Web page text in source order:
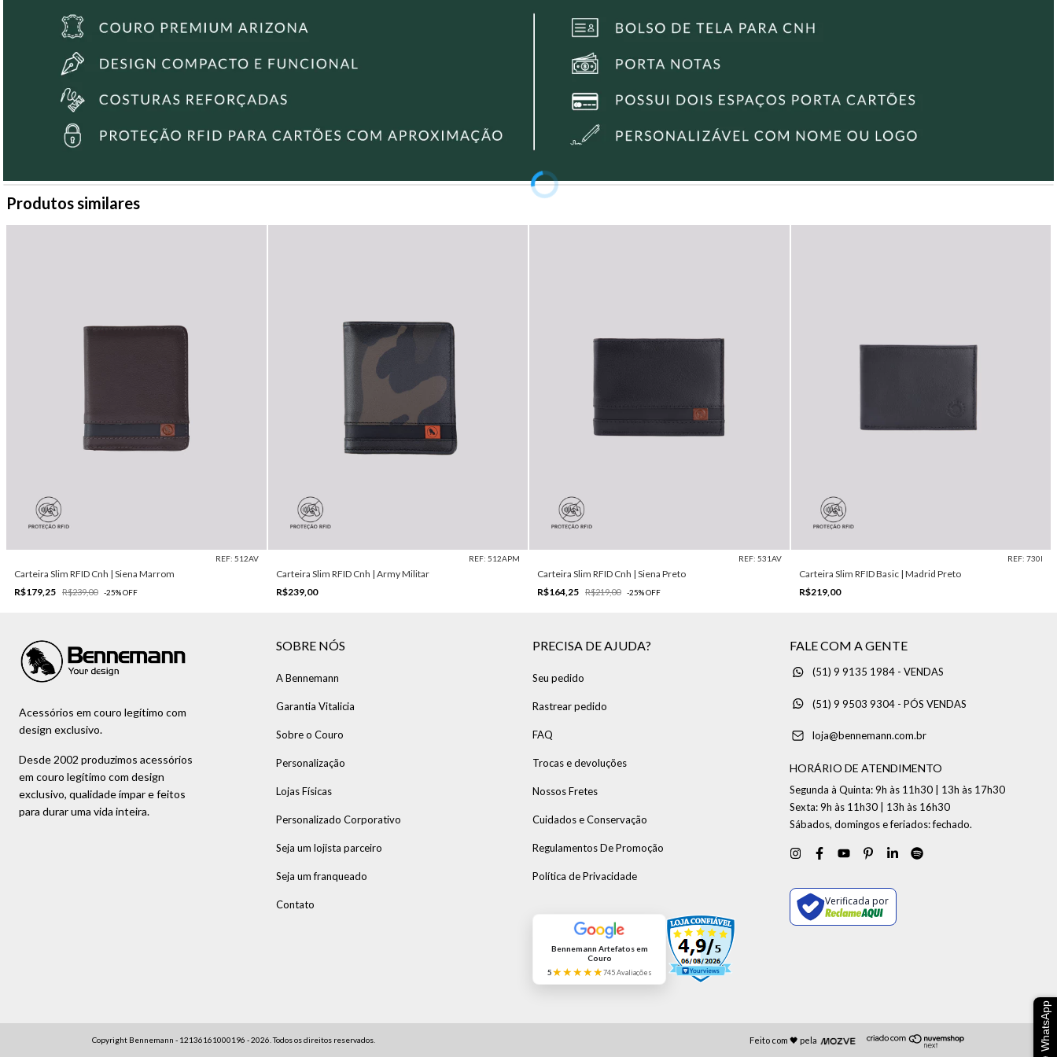
Produtos similares
REF: 512AV
Carteira Slim RFID Cnh | Siena Marrom
R$179,25
R$239,00 -25%OFF
REF: 512APM
Carteira Slim RFID Cnh | Army Militar
R$239,00
REF: 531AV
Carteira Slim RFID Cnh | Siena Preto
R$164,25
R$219,00 -25%OFF
REF: 730I
Carteira Slim RFID Basic | Madrid Preto
R$219,00
WhatsApp
Acessórios em couro legítimo com
design exclusivo.
Desde 2002 produzimos acessórios
em couro legítimo com design
exclusivo, qualidade ímpar e feitos
para durar uma vida inteira.
SOBRE NÓS
A Bennemann
Garantia Vitalicia
Sobre o Couro
Personalização
Lojas Físicas
Personalizado Corporativo
Seja um lojista parceiro
Seja um franqueado
Contato
PRECISA DE AJUDA?
Seu pedido
Rastrear pedido
FAQ
Trocas e devoluções
Nossos Fretes
Cuidados e Conservação
Regulamentos De Promoção
Política de Privacidade
Bennemann Artefatos em
Couro
5★★★★★745 Avaliações
FALE COM A GENTE
(51) 9 9135 1984 - VENDAS
(51) 9 9503 9304 - PÓS VENDAS
loja@bennemann.com.br
HORÁRIO DE ATENDIMENTO
Segunda à Quinta: 9h às 11h30 | 13h às 17h30
Sexta: 9h às 11h30 | 13h às 16h30
Sábados, domingos e feriados: fechado.
Verificada por
Copyright Bennemann - 12136161000196 - 2026. Todos os direitos reservados. Feito com 🖤 pela